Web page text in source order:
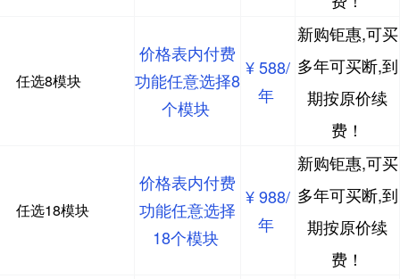
任选8模块
价格表内付费
功能任意选择8
个模块
¥ 588/
年
新购钜惠,可买
多年可买断,到
期按原价续
费！
任选18模块
价格表内付费
功能任意选择
18个模块
¥ 988/
年
新购钜惠,可买
多年可买断,到
期按原价续
费！